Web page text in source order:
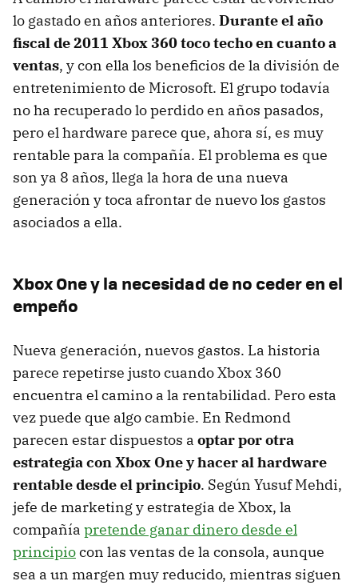
lo gastado en años anteriores. Durante el año
fiscal de 2011 Xbox 360 toco techo en cuanto a
ventas, y con ella los beneficios de la división de
entretenimiento de Microsoft. El grupo todavía
no ha recuperado lo perdido en años pasados,
pero el hardware parece que, ahora sí, es muy
rentable para la compañía. El problema es que
son ya 8 años, llega la hora de una nueva
generación y toca afrontar de nuevo los gastos
asociados a ella.
Xbox One y la necesidad de no ceder en el
empeño
Nueva generación, nuevos gastos. La historia
parece repetirse justo cuando Xbox 360
encuentra el camino a la rentabilidad. Pero esta
vez puede que algo cambie. En Redmond
parecen estar dispuestos a optar por otra
estrategia con Xbox One y hacer al hardware
rentable desde el principio. Según Yusuf Mehdi,
jefe de marketing y estrategia de Xbox, la
compañía pretende ganar dinero desde el
principiocon las ventas de la consola, aunque
sea a un margen muy reducido, mientras siguen